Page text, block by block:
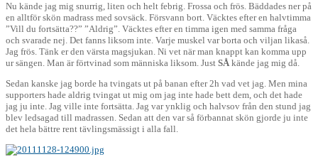
Nu kände jag mig snurrig, liten och helt febrig. Frossa och frös. Bäddades ner på
en alltför skön madrass med sovsäck. Försvann bort. Väcktes efter en halvtimma
”Vill du fortsätta??” ”Aldrig”. Väcktes efter en timma igen med samma fråga
och svarade nej. Det fanns liksom inte. Varje muskel var borta och viljan likaså.
Jag frös. Tänk er den värsta magsjukan. Ni vet när man knappt kan komma upp
ur sängen. Man är förtvinad som människa liksom. Just SÅ kände jag mig då.
Sedan kanske jag borde ha tvingats ut på banan efter 2h vad vet jag. Men mina
supporters hade aldrig tvingat ut mig om jag inte hade bett dem, och det hade
jag ju inte. Jag ville inte fortsätta. Jag var ynklig och halvsov från den stund jag
blev ledsagad till madrassen. Sedan att den var så förbannat skön gjorde ju inte
det hela bättre rent tävlingsmässigt i alla fall.